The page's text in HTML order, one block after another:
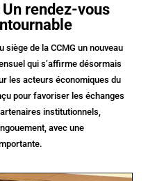
Un rendez-vous
siège de la CCMG un nouveau
qui s’affirme désormais
les acteurs économiques du
pour favoriser les échanges
institutionnels,
avec une